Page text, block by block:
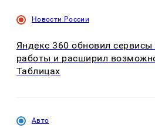
Новости России
Яндекс 360 обновил сервисы
работы и расширил
Таблицах
Авто